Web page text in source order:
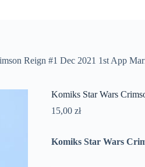
Reign #1 Dec 2021 1st App
Komiks Star Wars
15,00 zł
Komiks Star Wars